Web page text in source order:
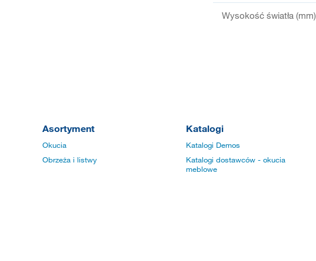
Wysokość światła (mm)
Asortyment
Okucia
Obrzeża i listwy
Katalogi
Katalogi Demos
Katalogi dostawców - okucia
meblowe